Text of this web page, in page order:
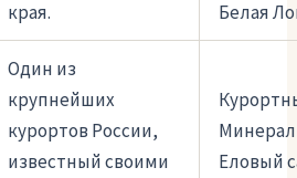
края.
Белая
Один из
крупнейших
курортов России,
известный своими
Еловый